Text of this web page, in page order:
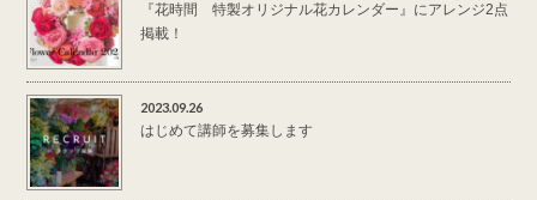
『花時間 特製オリジナル花カレンダー』にアレンジ2点
掲載！
2023.09.26
はじめて講師を募集します